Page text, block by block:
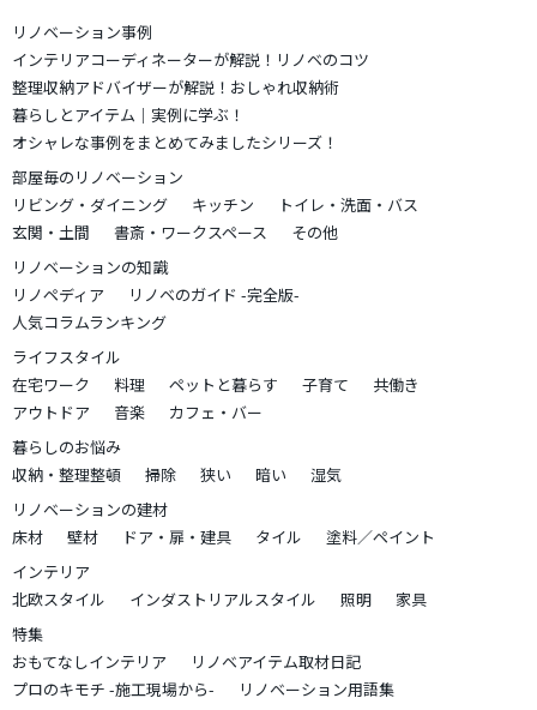
リノベーション事例
インテリアコーディネーターが解説！リノベのコツ
整理収納アドバイザーが解説！おしゃれ収納術
暮らしとアイテム｜実例に学ぶ！
オシャレな事例をまとめてみましたシリーズ！
部屋毎のリノベーション
リビング・ダイニング
キッチン
トイレ・洗面・バス
玄関・土間
書斎・ワークスペース
その他
リノベーションの知識
リノペディア
リノベのガイド -完全版-
人気コラムランキング
ライフスタイル
在宅ワーク
料理 ペットと暮らす 子育て
共働き
アウトドア
音楽
カフェ・バー
暮らしのお悩み
収納・整理整頓
掃除 狭い 暗い
湿気
リノベーションの建材
床材
壁材 ドア・扉・建具 タイル
塗料／ペイント
インテリア
北欧スタイル
インダストリアルスタイル 照明
家具
特集
おもてなしインテリア
リノベアイテム取材日記
プロのキモチ -施工現場から-
リノベーション用語集